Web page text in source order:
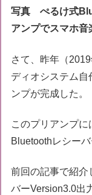
写真 ぺるけ式
アンプでスマホ
さて、昨年（
ディオシステム自
ンプが完成した。
このプリアンプ
Bluetoothレシー
前回の記事で紹介
バーVersion3.0出